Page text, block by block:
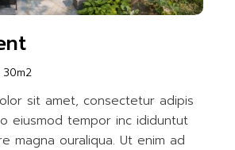
30m2
sit amet, consectetur adipis
eiusmod tempor inc ididuntut
magna ouraliqua. Ut enim ad